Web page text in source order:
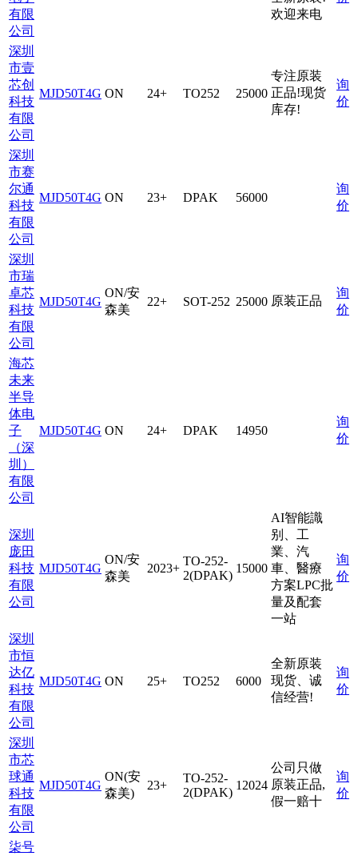
有限
公司
欢迎来电
深圳
市壹
芯创
科技
有限
公司
MJD50T4G ON 24+ TO252 25000
专注原装
正品!现货
库存!
询
价
深圳
市赛
尔通
科技
有限
公司
MJD50T4G ON 23+ DPAK 56000
询
价
深圳
市瑞
卓芯
科技
有限
公司
MJD50T4G
ON/安
森美
22+ SOT-252 25000 原装正品
询
价
海芯
未来
半导
体电
子
（深
圳）
有限
公司
MJD50T4G ON 24+ DPAK 14950
询
价
深圳
庞田
科技
有限
公司
MJD50T4G
ON/安
森美
2023+
TO-252-
2(DPAK)
15000
AI智能識
别、工
業、汽
車、醫療
方案LPC批
量及配套
一站
询
价
深圳
市恒
达亿
科技
有限
公司
MJD50T4G ON 25+ TO252 6000
全新原装
现货、诚
信经营!
询
价
深圳
市芯
球通
科技
有限
公司
MJD50T4G
ON(安
森美)
23+
TO-252-
2(DPAK)
12024
公司只做
原装正品,
假一赔十
询
价
柒号